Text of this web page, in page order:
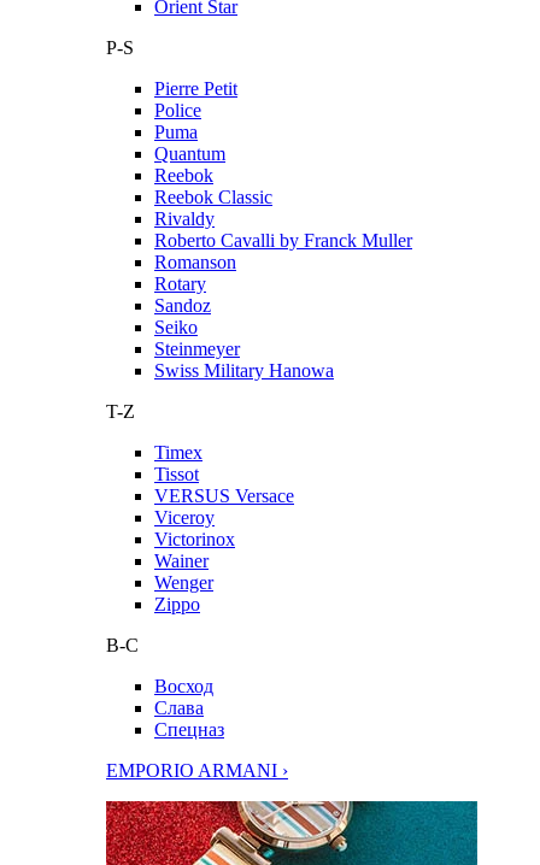
Orient Star
P-S
Pierre Petit
Police
Puma
Quantum
Reebok
Reebok Classic
Rivaldy
Roberto Cavalli by Franck Muller
Romanson
Rotary
Sandoz
Seiko
Steinmeyer
Swiss Military Hanowa
T-Z
Timex
Tissot
VERSUS Versace
Viceroy
Victorinox
Wainer
Wenger
Zippo
В-С
Восход
Слава
Спецназ
EMPORIO ARMANI ›